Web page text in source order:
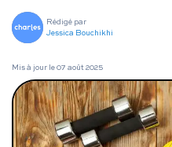
Fertilité masculine
Chute de cheveux
Programmes digitaux
Rédigé par
Jessica Bouchikhi
Mis à jour le07 août 2025